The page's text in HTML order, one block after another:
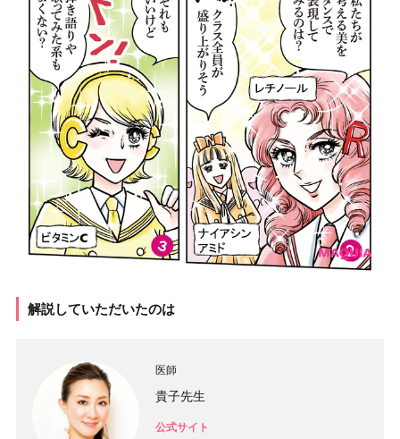
解説していただいたのは
医師
貴子先生
公式サイト